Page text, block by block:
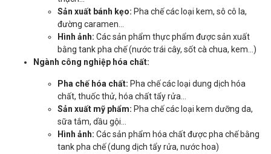
Sản xuất bánh kẹo: Pha chế các loại kem, sô cô la,
đường caramen...
Hình ảnh: Các sản phẩm thực phẩm được sản xuất
bằng tank pha chế (nước trái cây, sốt cà chua, kem...)
Ngành công nghiệp hóa chất:
Pha chế hóa chất: Pha chế các loại dung dịch hóa
chất, thuốc thử, hóa chất tẩy rửa...
Sản xuất mỹ phẩm: Pha chế các loại kem dưỡng da,
sữa tắm, dầu gội...
Hình ảnh: Các sản phẩm hóa chất được pha chế bằng
tank pha chế (dung dịch tẩy rửa, nước hoa)